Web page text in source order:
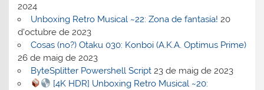
2024
Unboxing Retro Musical ~22: Zona de fantasía! 20
d'octubre de 2023
Cosas (no?) Otaku 030: Konboi (A.K.A. Optimus Prime)
26 de maig de 2023
ByteSplitter Powershell Script 23 de maig de 2023
[4K HDR] Unboxing Retro Musical ~20: